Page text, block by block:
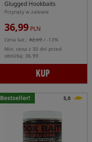
Glugged Hookbaits
Przynęty w zalewie
36,99 PLN
Cena kat.: 42,69 / -13%
Min. cena z 30 dni przed
obniżką: 36.99
KUP
Bestseller! 5,0